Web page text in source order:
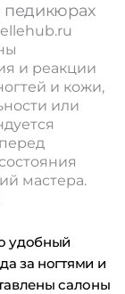
педикюрах
и реакции
и кожи,
или
мастера.
удобный
за ногтями и
салоны